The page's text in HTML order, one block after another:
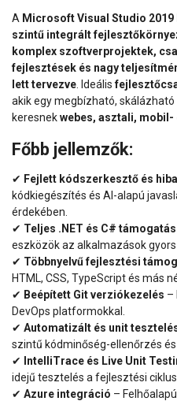
A Microsoft Visual Studio 2019
szintű integrált
komplex szoftverprojektek,
fejlesztések és nagy
lett tervezve . Ideális
akik egy megbízható,
keresnekwebes, asztali,
Főbb jellemzők:
✔ Fejlett kódszerkesztő és
kódkiegészítés és AI-alapú
érdekében.
✔ Teljes .NET és C# támogatás
eszközök az alkalmazások
✔ Többnyelvű fejlesztési
HTML, CSS, TypeScript és más
✔ Beépített Git verziókezelés –
DevOps platformokkal.
✔ Automatizált és unit
szintű kódminőség-ellenőrzés
✔
IntelliTrace és Live Unit
idejű tesztelés a fejlesztési
✔ Azure integráció –